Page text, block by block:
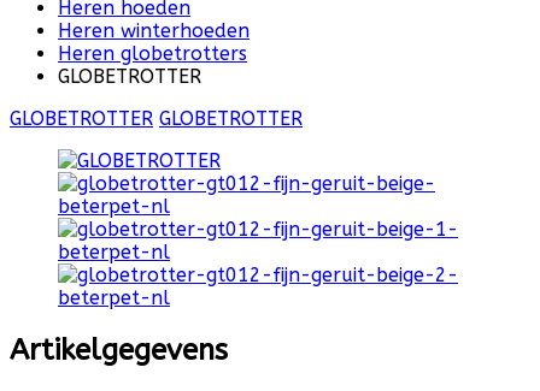
Heren hoeden
Heren winterhoeden
Heren globetrotters
GLOBETROTTER
GLOBETROTTER GLOBETROTTER
Artikelgegevens